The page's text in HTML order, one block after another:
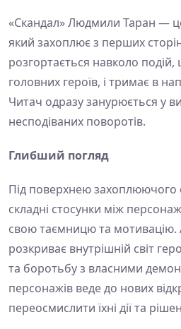
«Скандал» Людмили Таран —
який захоплює з перших
розгортається навколо
головних героїв, і тримає в
Читач одразу занурюється у
несподіваних поворотів.
Глибший погляд
Під поверхнею захоплюючого
складні стосунки між
свою таємницю та мотивацію.
розкриває внутрішній світ
та боротьбу з власними
персонажів веде до нових
переосмислити їхні дії та